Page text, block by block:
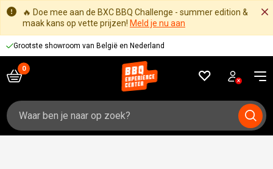
🔥 Doe mee aan de BXC BBQ Challenge - summer edition &
maak kans op vette prijzen! Meld je nu aan
Grootste showroom van België en Nederland
Zoeken
naar: